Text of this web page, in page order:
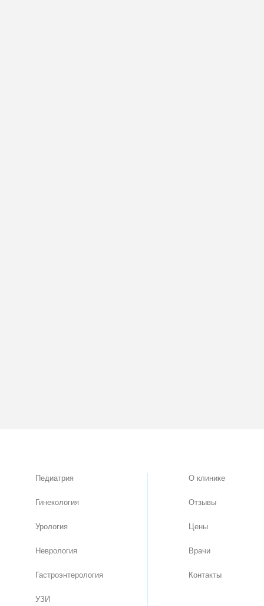
Педиатрия
Гинекология
Урология
Неврология
Гастроэнтерология
УЗИ
О клинике
Отзывы
Цены
Врачи
Контакты